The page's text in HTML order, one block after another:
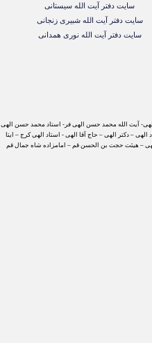
سایت دفتر آیت الله سیستانی
سایت دفتر آیت الله شبیری زنجانی
سایت دفتر آیت الله نوری همدانی
آیت الله محمد حسن الهی فر- استاد محمد حسن الهی
الهی – دکتر الهی – حاج آقا الهی - استاد الهی کرج – ایتا
– هیئت حجت بن الحسن قم – امامزاده شاه جمال قم